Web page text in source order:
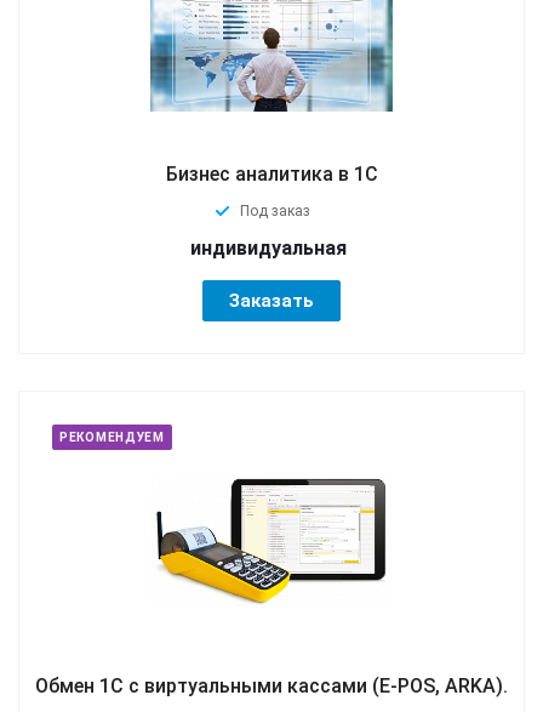
Бизнес аналитика в 1С
Под заказ
индивидуальная
Заказать
РЕКОМЕНДУЕМ
Обмен 1С с виртуальными кассами (E-POS, ARKA).